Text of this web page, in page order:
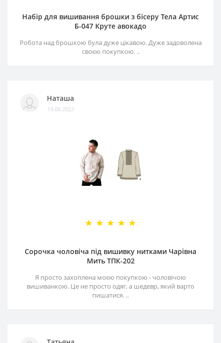
Набір для вишивання брошки з бісеру Тела Артис
Б-047 Круте авокадо
Робота над брошкою була дуже цікавою. Дуже задоволена
своєю покупкою. ..
Наташа
19.06.2023
Сорочка чоловіча під вишивку нитками Чарівна
Мить ТПК-202
Я просто захоплена моєю покупкою - чоловічою
вишиванкою. Це не просто одяг, а шедевр, який варто
пишатися. ..